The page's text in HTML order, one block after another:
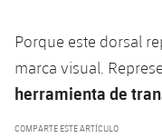
Porque este dorsal
marca visual.
herramienta de
COMPARTE ESTE ARTÍCULO